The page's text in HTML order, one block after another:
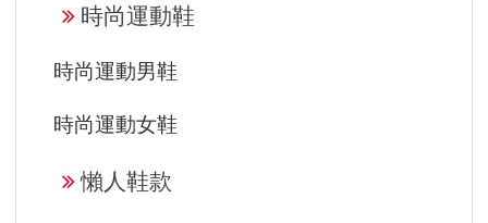
時尚運動鞋
時尚運動男鞋
時尚運動女鞋
懶人鞋款